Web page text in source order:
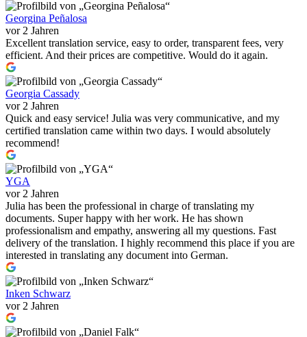
Georgina Peñalosa
vor 2 Jahren
Excellent translation service, easy to order, transparent fees, very
efficient. And their prices are competitive. Would do it again.
Georgia Cassady
vor 2 Jahren
Quick and easy service! Julia was very communicative, and my
certified translation came within two days. I would absolutely
recommend!
YGA
vor 2 Jahren
Julia has been the professional in charge of translating my
documents. Super happy with her work. He has shown
professionalism and empathy, answering all my questions. Fast
delivery of the translation. I highly recommend this place if you are
interested in translating any document into German.
Inken Schwarz
vor 2 Jahren